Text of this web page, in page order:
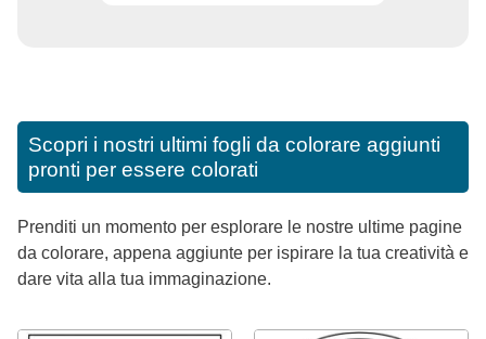
Scopri i nostri ultimi fogli da colorare aggiunti
pronti per essere colorati
Prenditi un momento per esplorare le nostre ultime pagine
da colorare, appena aggiunte per ispirare la tua creatività e
dare vita alla tua immaginazione.